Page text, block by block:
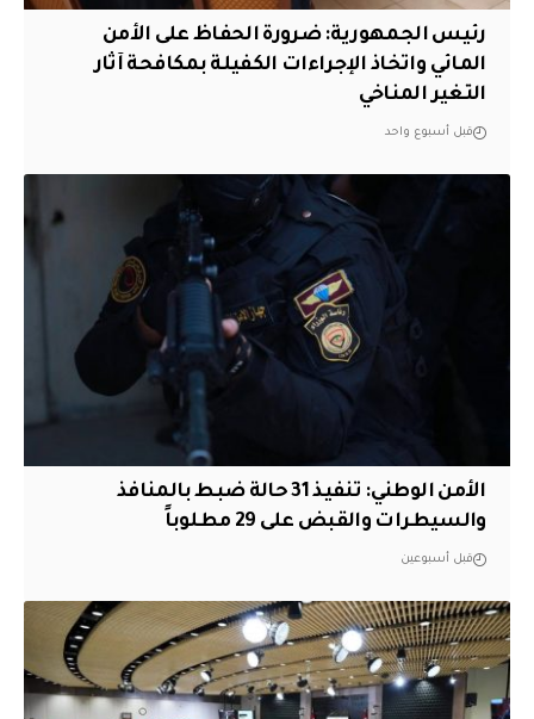
رئيس الجمهورية: ضرورة الحفاظ على الأمن
المائي واتخاذ الإجراءات الكفيلة بمكافحة آثار
التغير المناخي
قبل أسبوع واحد
الأمن الوطني: تنفيذ 31 حالة ضبط بالمنافذ
والسيطرات والقبض على 29 مطلوباً
قبل أسبوعين